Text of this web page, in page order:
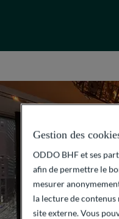
Gestion des
ODDO BHF et ses
afin de permettre le
mesurer
la lecture de
site externe. Vous